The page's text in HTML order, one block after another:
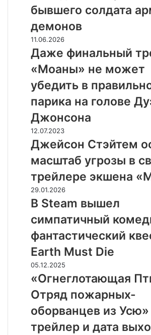
тизер
дата
выхода
комедийного
фэнтези
про
бывшего
армии
демонов
бывшего солдата
демонов
Даже
финальный
трейлер
«Моаны»
не
может
убедить
в
правильности
парика
на
Дуэйна
Джонсона
11.06.2026
Даже финальный
«Моаны» не может
убедить в
парика на голове
Джонсона
Джейсон
Стэйтем
осознаёт
масштаб
угрозы
в
свежем
трейлере
«Мег
2»
12.07.2023
Джейсон Стэйтем
масштаб угрозы в
трейлере экшена
В
Steam
вышел
симпатичный
комедийно-
фантастический
квест
Earth
Must
Die
29.01.2026
В Steam вышел
симпатичный
фантастический
Earth Must Die
«Огнеглотающая
Птица:
Отряд
пожарных-
оборванцев
из
Усю»
05.12.2025
«Огнеглотающая
Отряд пожарных-
оборванцев из
трейлер и дата